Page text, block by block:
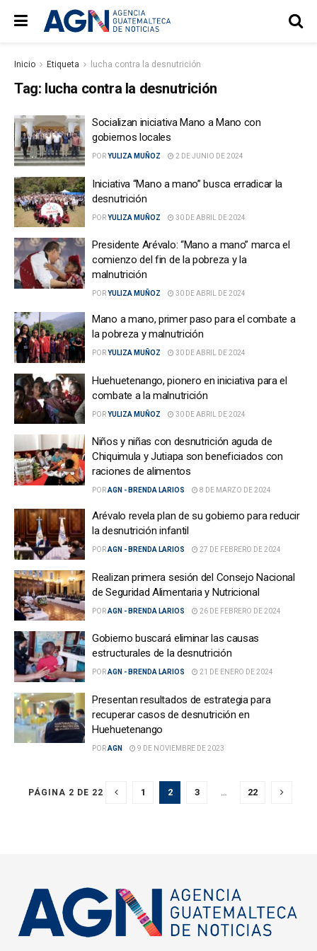
Inicio Etiqueta lucha contra la desnutrición
Tag: lucha contra la desnutrición
Socializan iniciativa Mano a Mano con
gobiernos locales
PORYULIZA MUÑOZ 2 DE JUNIO DE 2024
Iniciativa “Mano a mano” busca erradicar la
desnutrición
PORYULIZA MUÑOZ 30 DE ABRIL DE 2024
Presidente Arévalo: “Mano a mano” marca el
comienzo del fin de la pobreza y la
malnutrición
PORYULIZA MUÑOZ 30 DE ABRIL DE 2024
Mano a mano, primer paso para el combate a
la pobreza y malnutrición
PORYULIZA MUÑOZ 30 DE ABRIL DE 2024
Huehuetenango, pionero en iniciativa para el
combate a la malnutrición
PORYULIZA MUÑOZ 30 DE ABRIL DE 2024
Niños y niñas con desnutrición aguda de
Chiquimula y Jutiapa son beneficiados con
raciones de alimentos
PORAGN - BRENDA LARIOS 8 DE MARZO DE 2024
Arévalo revela plan de su gobierno para reducir
la desnutrición infantil
PORAGN - BRENDA LARIOS 27 DE FEBRERO DE 2024
Realizan primera sesión del Consejo Nacional
de Seguridad Alimentaria y Nutricional
PORAGN - BRENDA LARIOS 26 DE FEBRERO DE 2024
Gobierno buscará eliminar las causas
estructurales de la desnutrición
PORAGN - BRENDA LARIOS 21 DE ENERO DE 2024
Presentan resultados de estrategia para
recuperar casos de desnutrición en
Huehuetenango
PORAGN 9 DE NOVIEMBRE DE 2023
PÁGINA 2 DE 22 1 2 3 22